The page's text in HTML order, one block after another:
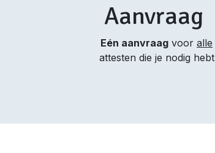
Aanvraag
Eén aanvraag vooralle
attesten die je nodig hebt